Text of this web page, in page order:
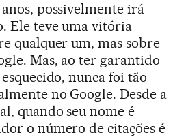
possivelmente irá
Ele teve uma vitória
qualquer um, mas sobre
Mas, ao ter garantido
nunca foi tão
no Google. Desde a
quando seu nome é
o número de citações é